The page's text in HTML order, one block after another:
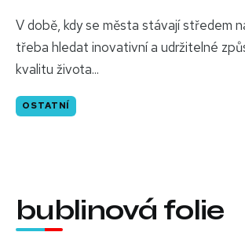
V době, kdy se města stávají středem
třeba hledat inovativní a udržitelné
kvalitu života...
OSTATNÍ
bublinová folie